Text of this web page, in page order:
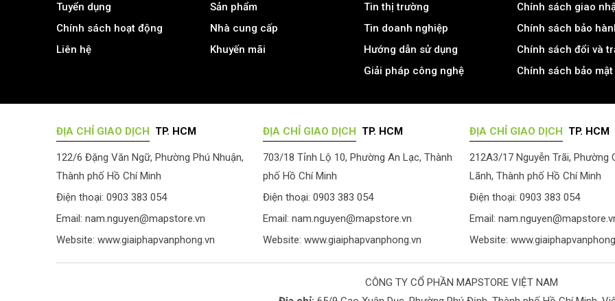
Tuyển dụng
Chính sách hoạt động
Liên hệ
Sản phẩm
Nhà cung cấp
Khuyến mãi
Tin thị trường
Tin doanh nghiệp
Hướng dẫn sử dụng
Giải pháp công nghệ
Chính sách giao
Chính sách bảo
Chính sách đổi và
Chính sách bảo
ĐỊA CHỈ GIAO DỊCH TP. HCM
122/6 Đặng Văn Ngữ, Phường Phú Nhuận,
Thành phố Hồ Chí Minh
Điện thoại: 0903 383 054
Email: nam.nguyen@mapstore.vn
Website: www.giaiphapvanphong.vn
ĐỊA CHỈ GIAO DỊCH TP. HCM
703/18 Tỉnh Lộ 10, Phường An Lạc, Thành
phố Hồ Chí Minh
Điện thoại: 0903 383 054
Email: nam.nguyen@mapstore.vn
Website: www.giaiphapvanphong.vn
ĐỊA CHỈ GIAO DỊCH TP. HCM
212A3/17 Nguyễn Trãi, Phường
Lãnh, Thành phố Hồ Chí Minh
Điện thoại: 0903 383 054
Email:
Website:
CÔNG TY CỔ PHẦN MAPSTORE VIỆT NAM